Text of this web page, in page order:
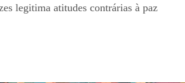
legitima atitudes contrárias à paz